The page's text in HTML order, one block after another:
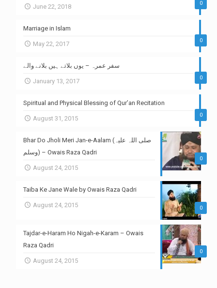
0
June 22, 2018
0
Marriage in Islam
May 22, 2017
0
سفر عمرہ – یوں بلاتے ہیں بلانے والے
January 13, 2017
0
Spiritual and Physical Blessing of Qur’an Recitation
August 31, 2015
0
Bhar Do Jholi Meri Jan-e-Aalam (صلی اللہ علیہ
وسلم) – Owais Raza Qadri
August 24, 2015
0
Taiba Ke Jane Wale by Owais Raza Qadri
August 24, 2015
0
Tajdar-e-Haram Ho Nigah-e-Karam – Owais
Raza Qadri
August 24, 2015